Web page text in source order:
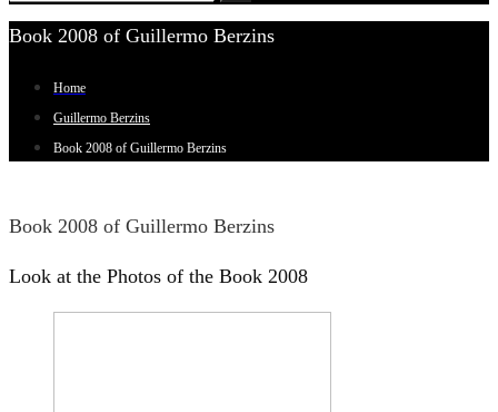
for:
Book 2008 of Guillermo Berzins
Home
Guillermo Berzins
Book 2008 of Guillermo Berzins
Book 2008 of Guillermo Berzins
Look at the Photos of the Book 2008